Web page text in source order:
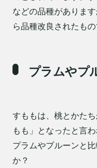
などの品種がありま
ら品種改良されたもの
プラムやプ
すももは、桃とかた
もも」となったと言
プラムやプルーンと
か？